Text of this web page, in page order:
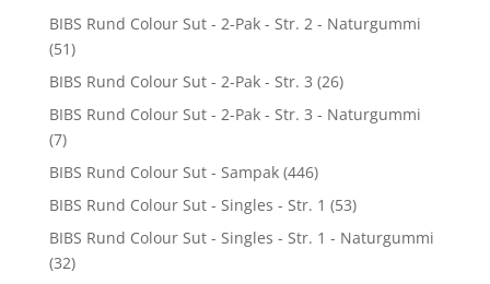
BIBS Rund Colour Sut - 2-Pak - Str. 2 - Naturgummi
(51)
BIBS Rund Colour Sut - 2-Pak - Str. 3 (26)
BIBS Rund Colour Sut - 2-Pak - Str. 3 - Naturgummi
(7)
BIBS Rund Colour Sut - Sampak (446)
BIBS Rund Colour Sut - Singles - Str. 1 (53)
BIBS Rund Colour Sut - Singles - Str. 1 - Naturgummi
(32)